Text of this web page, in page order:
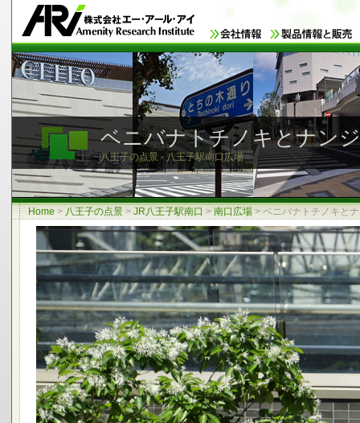
ベニバナトチノキとナン
八王子の点景 - 八王子駅南口広場
Home > 八王子の点景 > JR八王子駅南口 > 南口広場 > ベニバナトチノキと